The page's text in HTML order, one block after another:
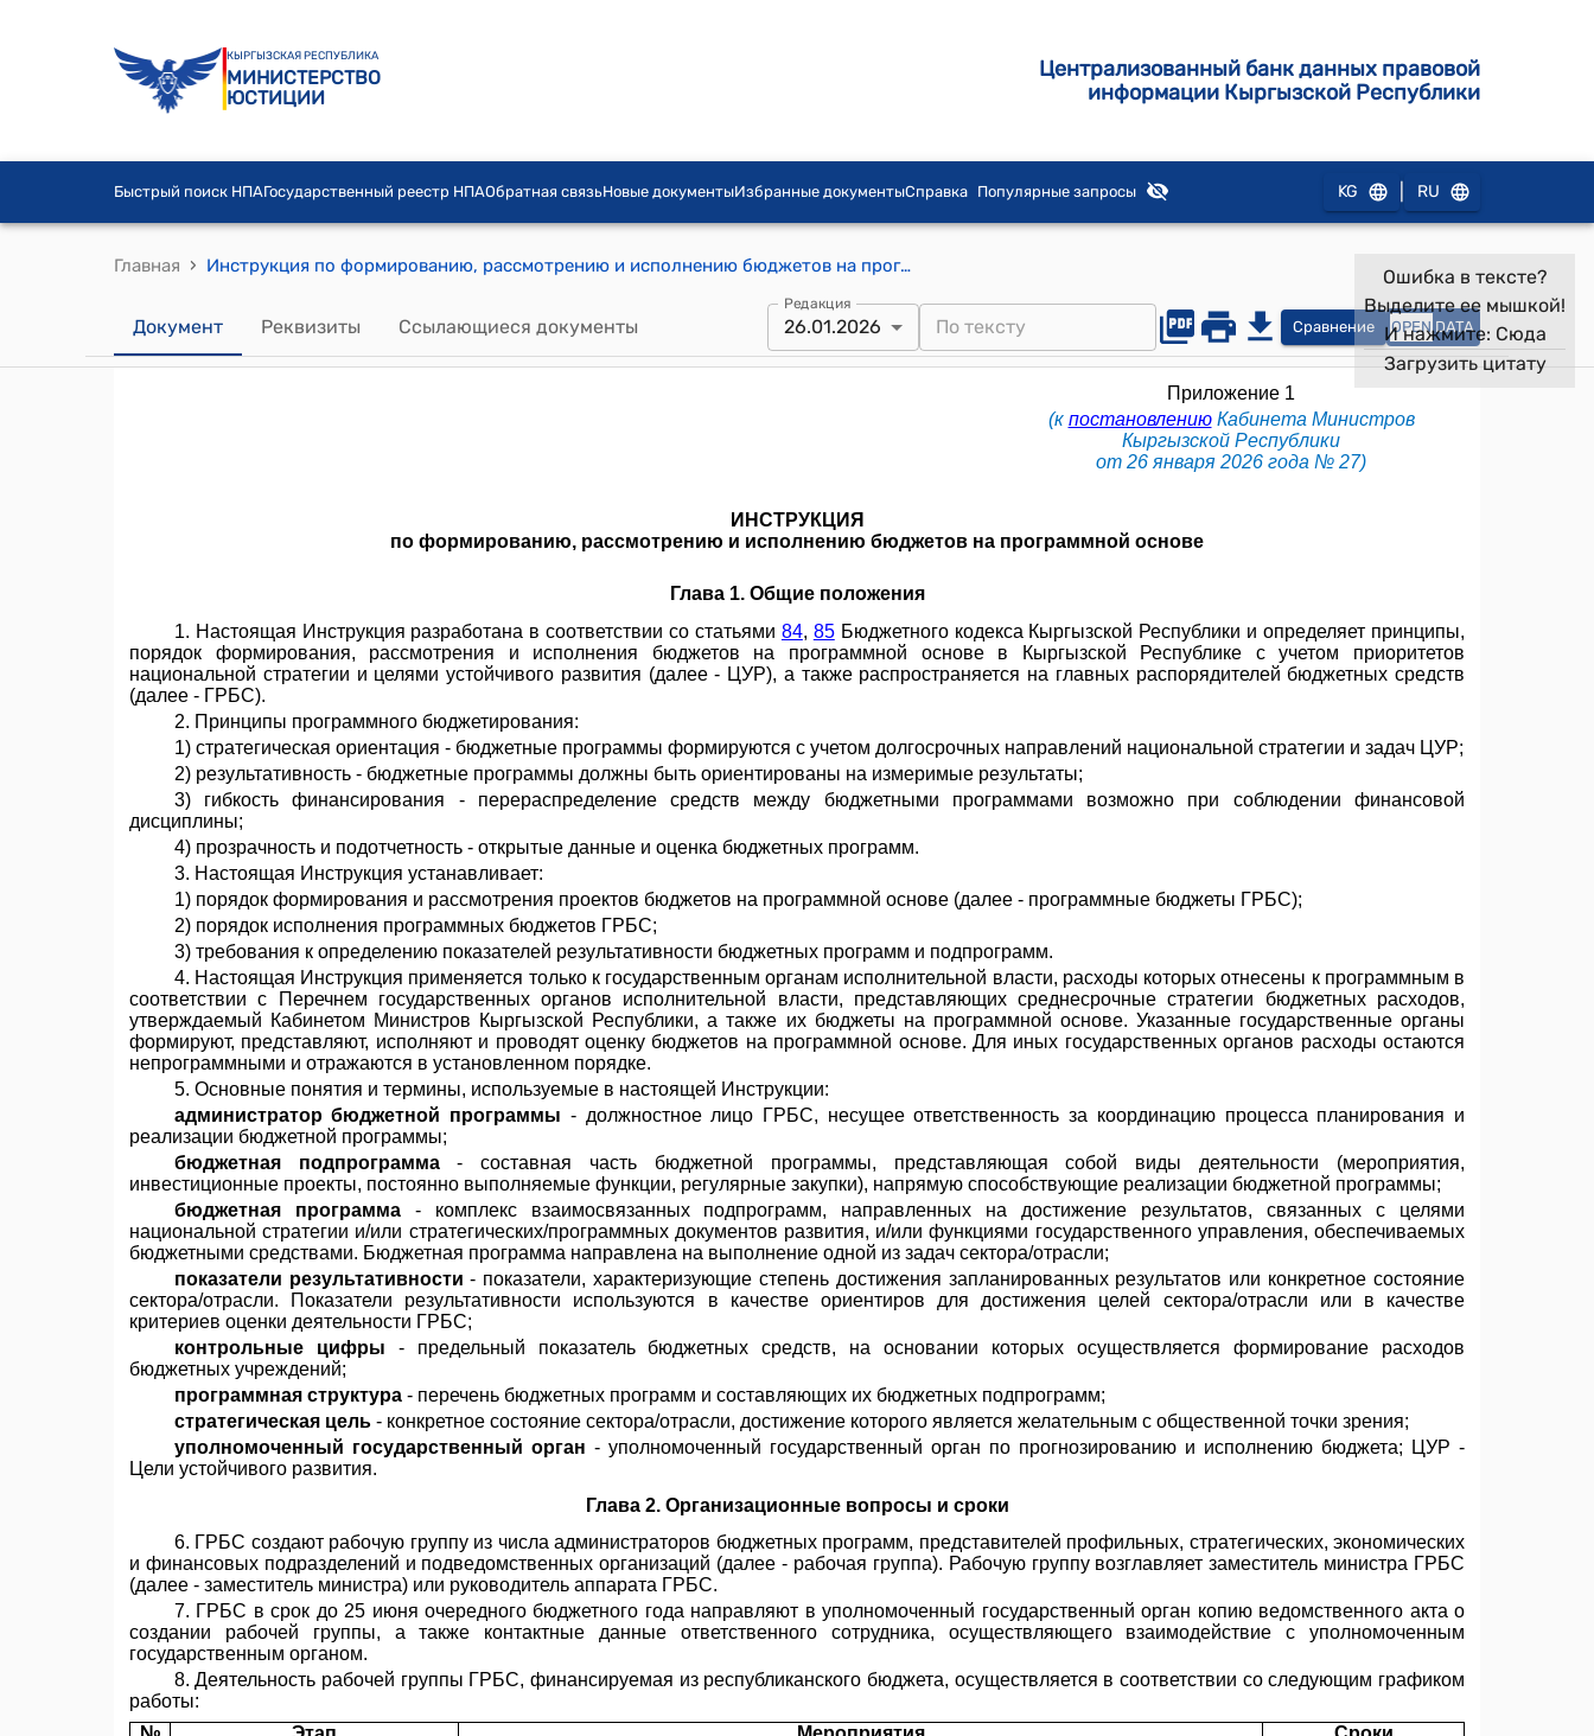
КЫРГЫЗСКАЯ РЕСПУБЛИКА
МИНИСТЕРСТВО
ЮСТИЦИИ
Централизованный банк данных правовой
информации Кыргызской Республики
Быстрый поиск НПАГосударственный реестр НПАОбратная связьНовые документыИзбранные документыСправка Популярные запросы KG RU
Главная › Инструкция по формированию, рассмотрению и исполнению бюджетов на программной основе (Приложение 1 к постановлению Кабинета Министров КР от 26 января 2026 года№ 27)
Документ Реквизиты Ссылающиеся документы
Редакция
26.01.2026 Сравнение OPEN DATA
Ошибка в тексте?
Выделите ее мышкой!
И нажмите: Сюда
Загрузить цитату